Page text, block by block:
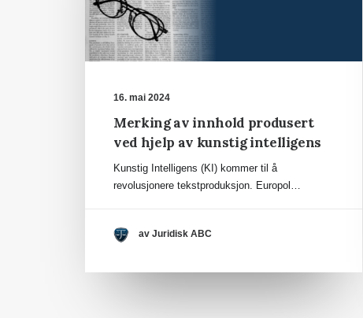
16. mai 2024
Merking av innhold produsert
ved hjelp av kunstig intelligens
Kunstig Intelligens (KI) kommer til å
revolusjonere tekstproduksjon. Europol…
av Juridisk ABC